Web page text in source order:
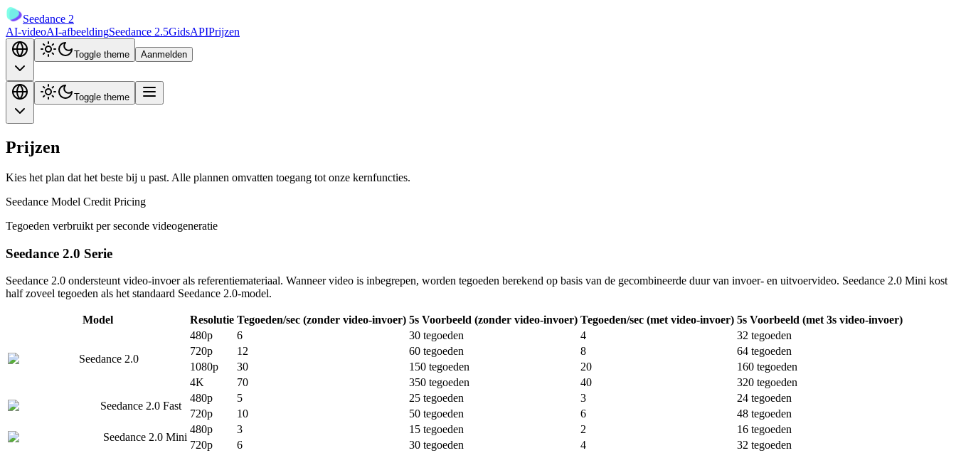
Seedance 2
AI-videoAI-afbeeldingSeedance 2.5GidsAPIPrijzen
Toggle theme Aanmelden
Toggle theme
Prijzen
Kies het plan dat het beste bij u past. Alle plannen omvatten toegang tot onze kernfuncties.
Seedance Model Credit Pricing
Tegoeden verbruikt per seconde videogeneratie
Seedance 2.0 Serie
Seedance 2.0 ondersteunt video-invoer als referentiemateriaal. Wanneer video is inbegrepen, worden tegoeden berekend op basis van de gecombineerde duur van invoer- en uitvoervideo. Seedance 2.0 Mini kost
half zoveel tegoeden als het standaard Seedance 2.0-model.
Model Resolutie Tegoeden/sec (zonder video-invoer) 5s Voorbeeld (zonder video-invoer) Tegoeden/sec (met video-invoer) 5s Voorbeeld (met 3s video-invoer)
Seedance 2.0
480p 6 30 tegoeden 4 32 tegoeden
720p
12 60 tegoeden 8 64 tegoeden
1080p
30 150 tegoeden 20 160 tegoeden
4K
70 350 tegoeden 40 320 tegoeden
Seedance 2.0 Fast
480p 5 25 tegoeden 3 24 tegoeden
720p
10 50 tegoeden 6 48 tegoeden
Seedance 2.0 Mini
480p 3 15 tegoeden 2 16 tegoeden
720p
6 30 tegoeden 4 32 tegoeden